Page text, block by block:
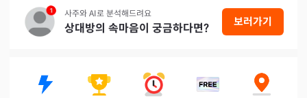
사주와 AI로 분석해드려요
상대방의 속마음이 궁금하다면? 보러가기